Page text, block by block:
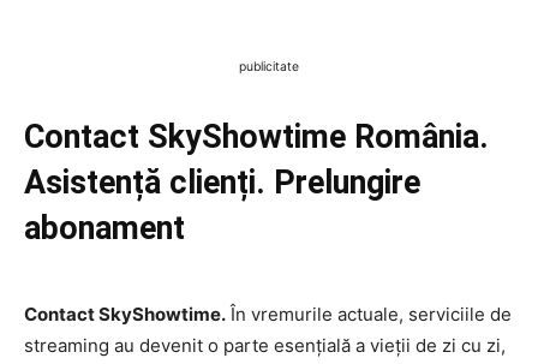
publicitate
Contact SkyShowtime România.
Asistență clienți. Prelungire
abonament
Contact SkyShowtime. În vremurile actuale, serviciile de
streaming au devenit o parte esențială a vieții de zi cu zi,